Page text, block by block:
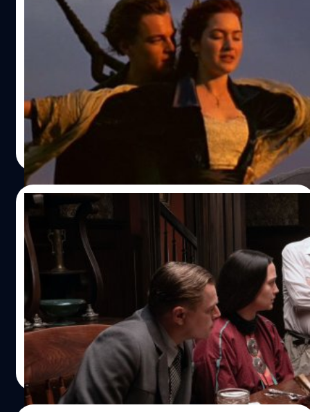
James Cameron ยอมรับ มีข้อผิดพลาดใน
ฉากดัง ในหนัง Titanic ซึ่งเขาจำเป็นต้อง
ปล่อยออกมาแบบนั้น
เจมส์ คาเมรอน (James Cameron) นับได้ว่าเป็นผู้กำกับที่มี
ความสมบูรณ์แบบที่สุดคนหนึ่ง ฉะน้้นเมื่อเขาย้อนเล่าในฉากที่
โดดเด่นที่สุดจากหนัง 'Titanic' นั้นมีข้อผิดพลาดเกิดขึ้น จึง
เป็นเรื่องน่าประหลาดใจที่สุด
สุชยา เกษจำรัส| 978 days ago
Read More
23/10/2023
Leonardo DiCaprio ด้นสดบทในกองถ่าย
‘Killers of the Flower Moon’ เล่นเอา
Robert De Niro มองบน
Matin Scorsese เล่าเปิดเผย Leonardo DiCaprio ด้นสดบท
ในกองถ่ายหนัง 'Killers of the Flower Moon' เล่นเอา Robert
De Niro มองบน
ประภาส อยู่เย็น| 1021 days ago
Read More